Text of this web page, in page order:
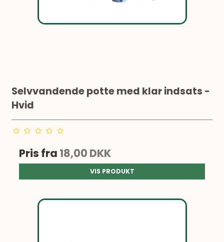
Selvvandende potte med klar indsats -
Hvid
Pris fra 18,00 DKK
VIS PRODUKT